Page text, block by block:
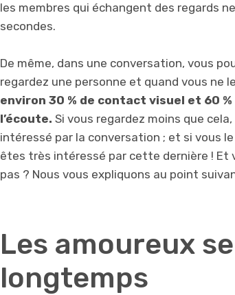
les membres qui échangent des regards
secondes.
De même, dans une conversation, vous
regardez une personne et quand vous ne
environ 30 % de contact visuel et 60
l’écoute. Si vous regardez moins que
intéressé par la conversation ; et si vous
êtes très intéressé par cette dernière ! Et
pas ? Nous vous expliquons au point
Les amoureux
longtemps